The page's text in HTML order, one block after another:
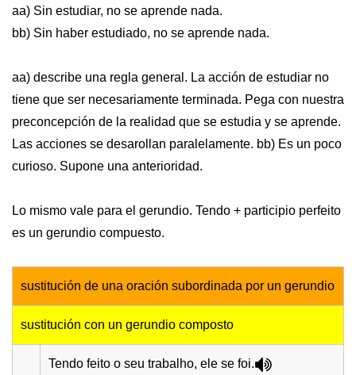
aa) Sin estudiar, no se aprende nada.
bb) Sin haber estudiado, no se aprende nada.
aa) describe una regla general. La acción de estudiar no
tiene que ser necesariamente terminada. Pega con nuestra
preconcepción de la realidad que se estudia y se aprende.
Las acciones se desarollan paralelamente. bb) Es un poco
curioso. Supone una anterioridad.
Lo mismo vale para el gerundio. Tendo + participio perfeito
es un gerundio compuesto.
sustitución de una oración subordinada por un gerundio
sustitución con un gerundio composto
Tendo feito o seu trabalho, ele se foi.